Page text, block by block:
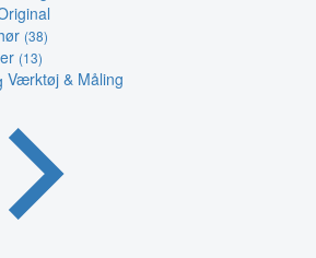
(38)
(13)
Værktøj & Måling